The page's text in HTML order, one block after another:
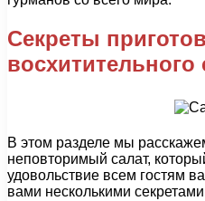
Секреты
восхитительного
В этом разделе мы
неповторимый салат,
удовольствие всем гостям
вами несколькими